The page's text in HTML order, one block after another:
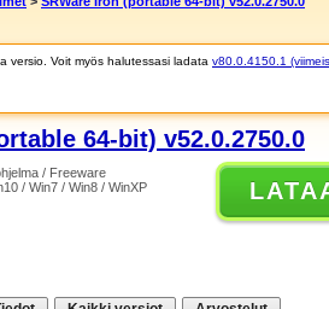
versio. Voit myös halutessasi ladata v80.0.4150.1
64-bit) v52.0.2750.0
/ Freeware
/ Win7 / Win8 / WinXP